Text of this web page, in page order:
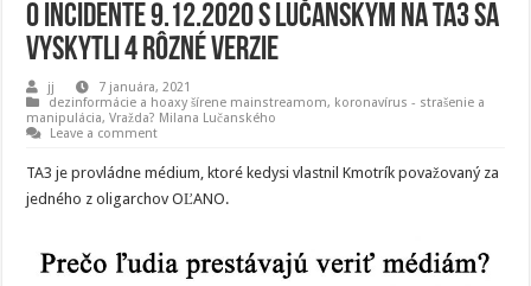
O incidente 9.12.2020 s Lučanskym na TA3 sa
vyskytli 4 rôzné verzie
jj
7 januára, 2021
dezinformácie a hoaxy šírene mainstreamom, koronavírus - strašenie a
manipulácia,Vražda? Milana Lučanského
Leave a comment
TA3 je provládne médium, ktoré kedysi vlastnil Kmotrík považovaný za
jedného z oligarchov OĽANO.